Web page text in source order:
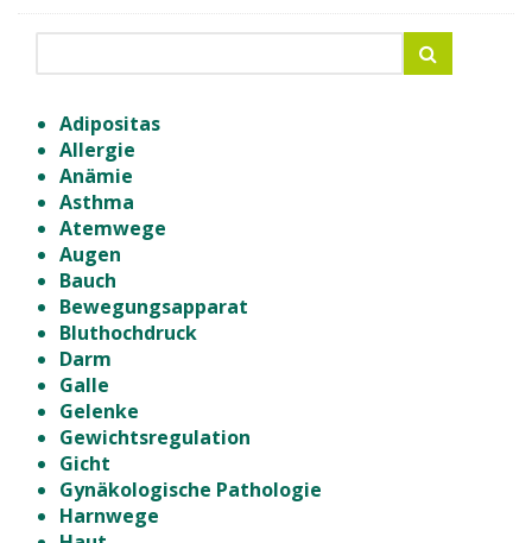
Adipositas
Allergie
Anämie
Asthma
Atemwege
Augen
Bauch
Bewegungsapparat
Bluthochdruck
Darm
Galle
Gelenke
Gewichtsregulation
Gicht
Gynäkologische Pathologie
Harnwege